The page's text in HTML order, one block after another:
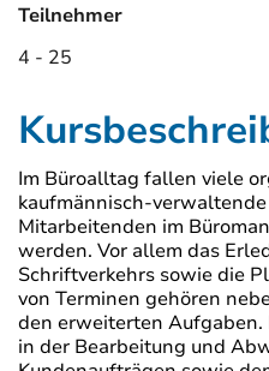
Teilnehmer
4 - 25
Im Büroalltag fallen viele
kaufmännisch-
Mitarbeitenden im
werden. Vor allem das
Schriftverkehrs sowie die
von Terminen gehören
den erweiterten Aufgaben.
in der Bearbeitung und